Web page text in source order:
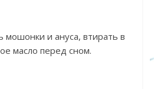
мошонки и ануса, втирать в
масло перед сном.